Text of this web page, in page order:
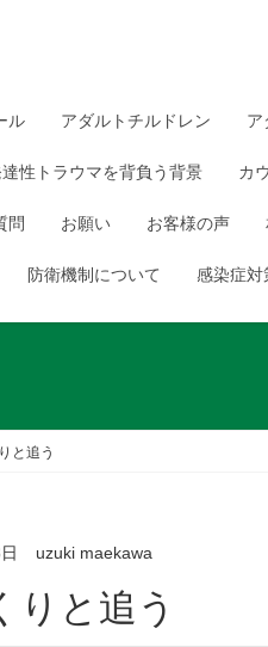
ル アダルトチルドレン ア
性トラウマを背負う背景 カ
問 お願い お客様の声
防衛機制について 感染症対
と追う
uzuki maekawa
りと追う